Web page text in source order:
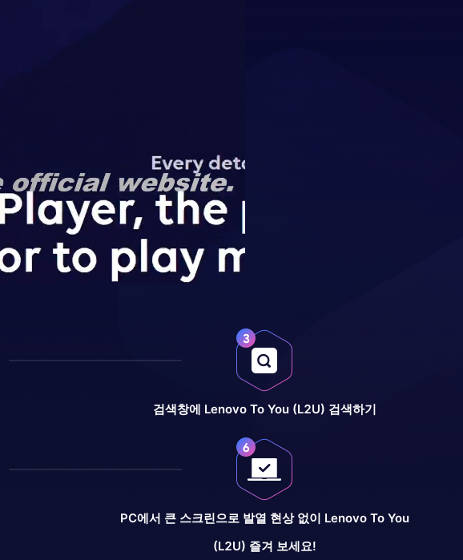
검색창에 Lenovo To You (L2U) 검색하기
PC에서 큰 스크린으로 발열 현상 없이 Lenovo To You
(L2U) 즐겨 보세요!